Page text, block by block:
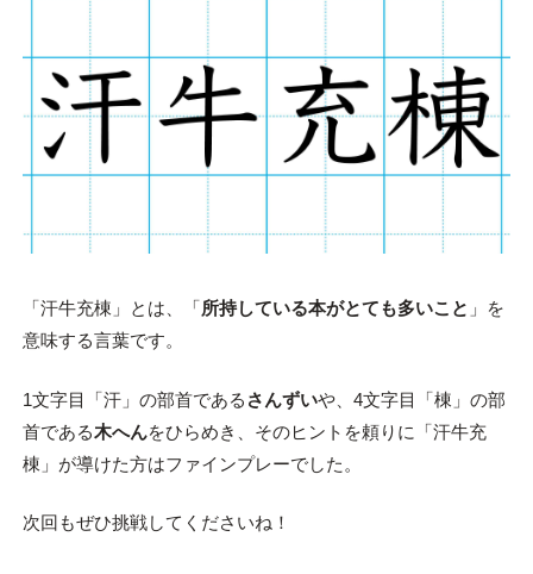
「汗牛充棟」とは、「所持している本がとても多いこと 」を
意味する言葉です。
1文字目「汗」の部首である さんずいや、4文字目「棟」の部
首である木へんをひらめき、そのヒントを頼りに「汗牛充
棟」が導けた方はファインプレーでした。
次回もぜひ挑戦してくださいね！